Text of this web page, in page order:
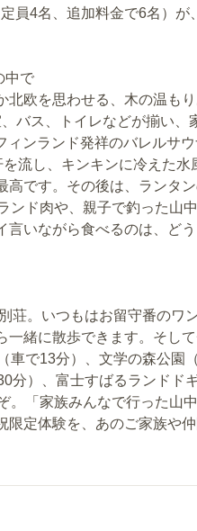
員4名、追加料金で6名）が
中で
欧を思わせる、木の温も
バス、トイレなどが揃い、
ンランド発祥のバレルサ
流し、キンキンに冷えた水
高です。その後は、ランタ
ンド肉や、親子で釣った山
言いながら食べるのは、ど
荘。いつもはお留守番のワ
緒に散歩できます。そし
で13分）、文学の森公園
分）、富士すばるランドド
。「家族みんなで行った山
定体験を、あのご家族や